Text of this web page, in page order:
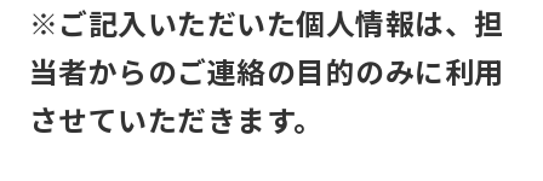
※ご記入いただいた個人情報は、担
当者からのご連絡の目的のみに利用
させていただきます。